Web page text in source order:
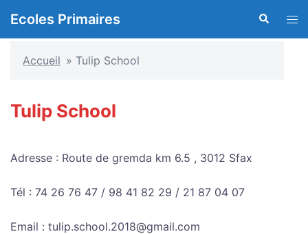
auEcoles Primaires
le
Accueil » Tulip School
Tulip School
Adresse : Route de gremda km 6.5 , 3012 Sfax
Tél : 74 26 76 47 / 98 41 82 29 / 21 87 04 07
Email : tulip.school.2018@gmail.com